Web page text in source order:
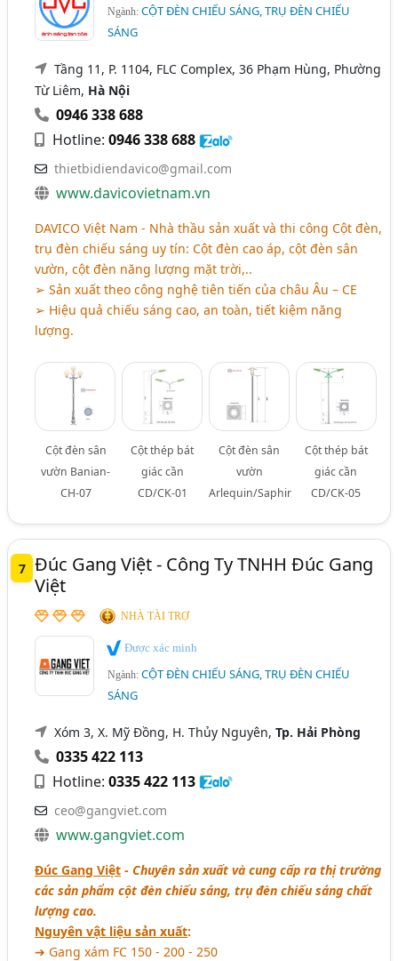
Ngành:CỘT ĐÈN CHIẾU SÁNG, TRỤ ĐÈN CHIẾU
SÁNG
Tầng 11, P. 1104, FLC Complex, 36 Phạm Hùng, Phường
Từ Liêm, Hà Nội
0946 338 688
Hotline:0946 338 688
thietbidiendavico@gmail.com
www.davicovietnam.vn
DAVICO Việt Nam - Nhà thầu sản xuất và thi công Cột đèn,
trụ đèn chiếu sáng uy tín: Cột đèn cao áp, cột đèn sân
vườn, cột đèn năng lượng mặt trời,..
➢ Sản xuất theo công nghệ tiên tiến của châu Âu – CE
➢ Hiệu quả chiếu sáng cao, an toàn, tiết kiệm năng
lượng.
Cột đèn sân
vườn Banian-
CH-07
Cột thép bát
giác cần
CD/CK-01
Cột đèn sân
vườn
Arlequin/Saphir
Cột thép bát
giác cần
CD/CK-05
7 Đúc Gang Việt - Công Ty TNHH Đúc Gang
Việt
NHÀ TÀI TRỢ
Được xác minh
Ngành:CỘT ĐÈN CHIẾU SÁNG, TRỤ ĐÈN CHIẾU
SÁNG
Xóm 3, X. Mỹ Đồng, H. Thủy Nguyên,Tp. Hải Phòng
0335 422 113
Hotline:0335 422 113
ceo@gangviet.com
www.gangviet.com
Đúc Gang Việt -Chuyên sản xuất và cung cấp ra thị trường
các sản phẩm cột đèn chiếu sáng, trụ đèn chiếu sáng chất
lượng cao.
Nguyên vật liệu sản xuất:
➔ Gang xám FC 150 - 200 - 250